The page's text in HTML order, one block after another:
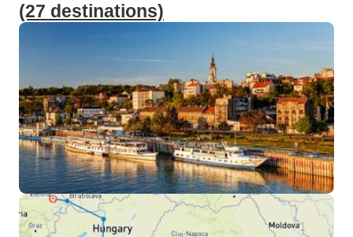
(27 destinations)